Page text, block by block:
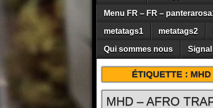
Menu FR – FR –
metatags1 metatags2
Qui sommes nous
ÉTIQUETTE :
MHD – AFRO